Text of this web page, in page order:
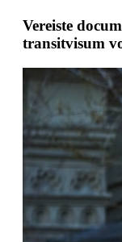
Vereiste
transitvisum